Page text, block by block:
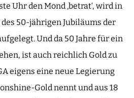
Uhr den Mond ‚betrat‘, wird in
50-jährigen Jubiläums der
Und da 50 Jahre für ein
ist auch reichlich Gold zu
eigens eine neue Legierung
Gold nennt und aus 18